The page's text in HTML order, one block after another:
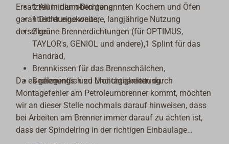
Ersatzteil in den oben genannten Kochern und Öfen
garantiert er eine weitere, langjährige Nutzung
derselben.
1 Aluminium-Dichtung,
1 Dichtungskonus,
2 grüne Brennerdichtungen (für OPTIMUS,
TAYLOR's, GENIOL und andere),1 Splint für das
Handrad,
Brennkissen für das Brennschälchen,
Bedienungs- und Montageanleitung.
Da es gelegentlich zu Undichtigkeiten durch
Montagefehler am Petroleumbrenner kommt, möchten
wir an dieser Stelle nochmals darauf hinweisen, dass
bei Arbeiten am Brenner immer darauf zu achten ist,
dass der Spindelring in der richtigen Einbaulage